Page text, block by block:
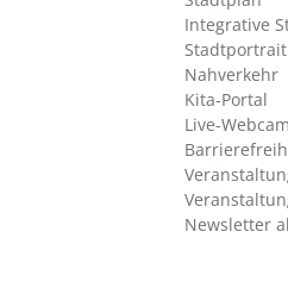
Integrative
Stadtportrait
Nahverkehr
Kita-Portal
Live-
Newsletter